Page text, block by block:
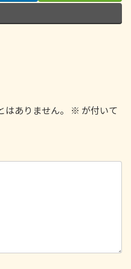
ありません。 ※ が付いて